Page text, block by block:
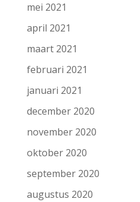
mei 2021
april 2021
maart 2021
februari 2021
januari 2021
december 2020
november 2020
oktober 2020
september 2020
augustus 2020